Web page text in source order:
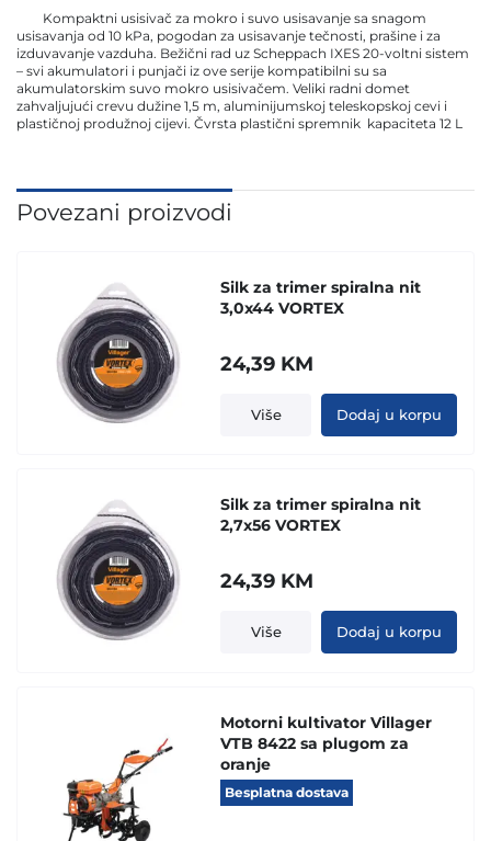
Kompaktni usisivač za mokro i suvo usisavanje sa snagom
usisavanja od 10 kPa, pogodan za usisavanje tečnosti, prašine i za
izduvavanje vazduha. Bežični rad uz Scheppach IXES 20-voltni sistem
– svi akumulatori i punjači iz ove serije kompatibilni su sa
akumulatorskim suvo mokro usisivačem. Veliki radni domet
zahvaljujući crevu dužine 1,5 m, aluminijumskoj teleskopskoj cevi i
plastičnoj produžnoj cijevi. Čvrsta plastični spremnik kapaciteta 12 L
Povezani proizvodi
Silk za trimer spiralna nit
3,0x44 VORTEX
24,39 KM
Više Dodaj u korpu
Silk za trimer spiralna nit
2,7x56 VORTEX
24,39 KM
Više Dodaj u korpu
Motorni kultivator Villager
VTB 8422 sa plugom za
oranje
Besplatna dostava